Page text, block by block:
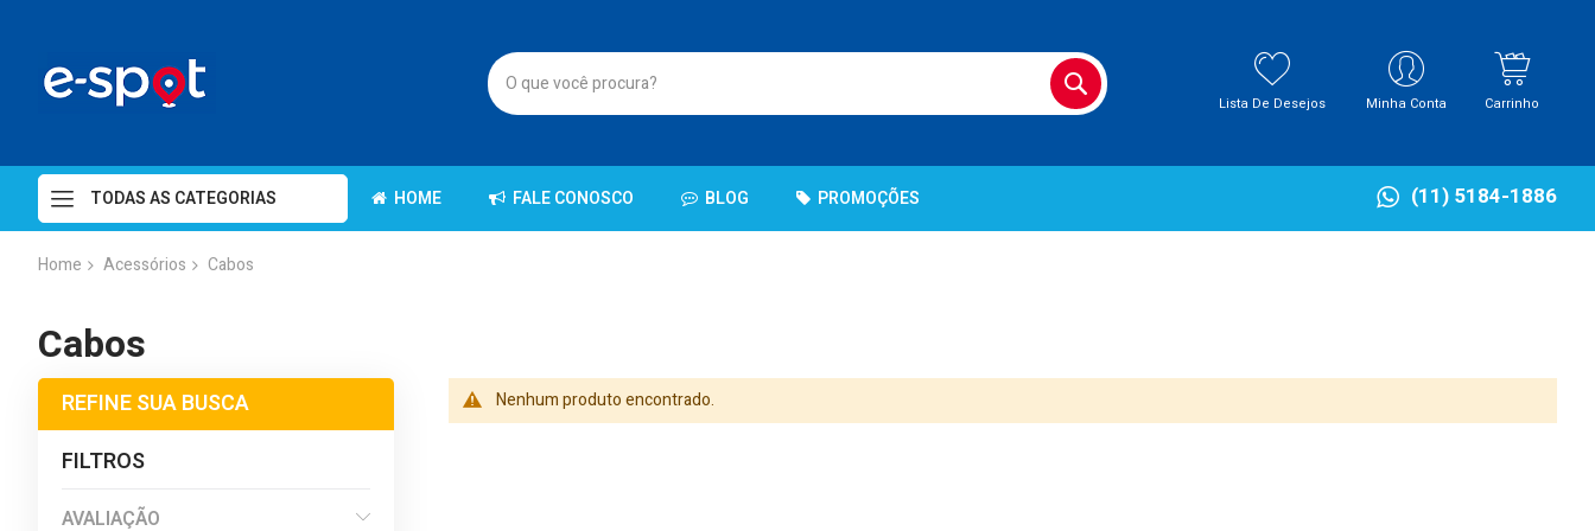
BUSCA
Lista De Desejos Minha Conta Carrinho
TODAS AS CATEGORIAS HOME FALE CONOSCO BLOG PROMOÇÕES (11) 5184-1886
Home Acessórios Cabos
Cabos
Nenhum produto encontrado.
REFINE SUA BUSCA
FILTROS
AVALIAÇÃO